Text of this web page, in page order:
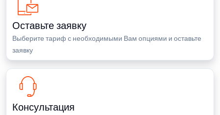
Оставьте заявку
Выберите тариф с необходимыми Вам опциями и оставьте
заявку
Консультация